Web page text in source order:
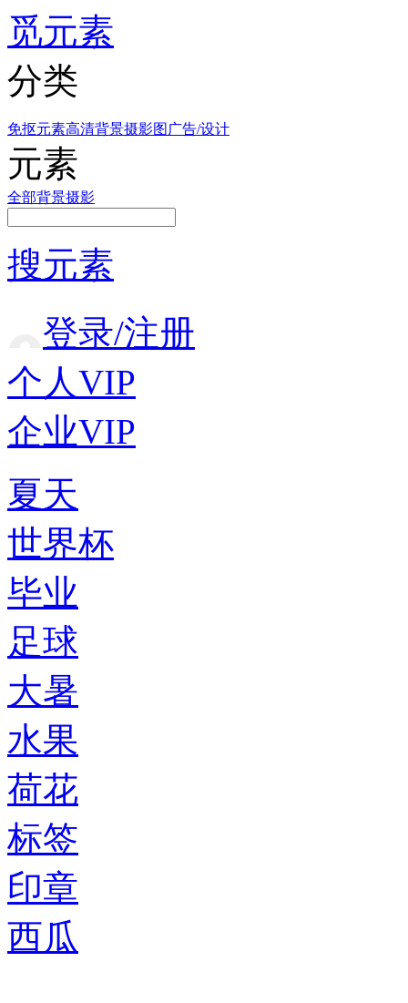
觅元素
分类
免抠元素高清背景摄影图 广告/设计
元素
全部背景摄影
搜元素
登录/注册
个人VIP
企业VIP
夏天
世界杯
毕业
足球
大暑
水果
荷花
标签
印章
西瓜